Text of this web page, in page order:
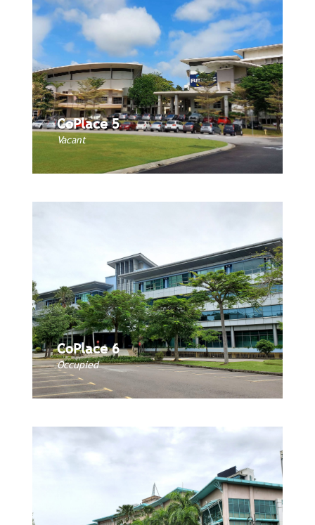
CoPlace 5
Vacant
CoPlace 5
Book Now
CoPlace 6
Occupied
CoPlace 6
Book Now